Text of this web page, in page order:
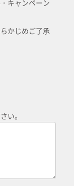
キャンペーン
かじめご了承
い。